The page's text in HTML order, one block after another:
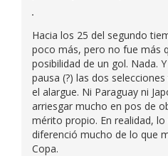
Hacia los 25 del segundo
poco más, pero no fue más
posibilidad de un gol. Nada.
pausa (?) las dos
el alargue. Ni Paraguay ni
arriesgar mucho en pos de
mérito propio. En realidad,
diferenció mucho de lo que
Copa.